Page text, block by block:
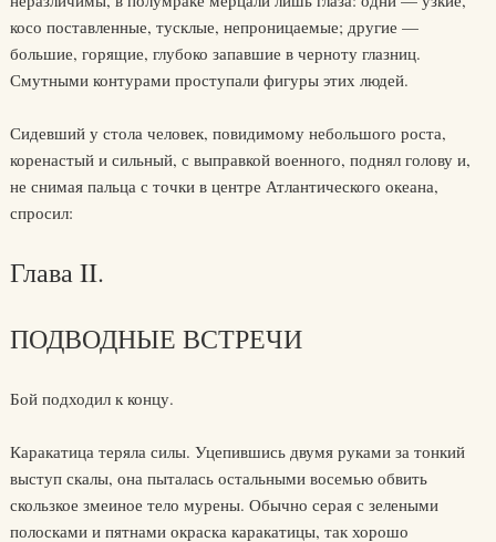
косо поставленные, тусклые, непроницаемые; другие —
большие, горящие, глубоко запавшие в черноту глазниц.
Смутными контурами проступали фигуры этих людей.
Сидевший у стола человек, повидимому небольшого роста,
коренастый и сильный, с выправкой военного, поднял голову и,
не снимая пальца с точки в центре Атлантического океана,
спросил:
Глава II.
ПОДВОДНЫЕ ВСТРЕЧИ
Бой подходил к концу.
Каракатица теряла силы. Уцепившись двумя руками за тонкий
выступ скалы, она пыталась остальными восемью обвить
скользкое змеиное тело мурены. Обычно серая с зелеными
полосками и пятнами окраска каракатицы, так хорошо